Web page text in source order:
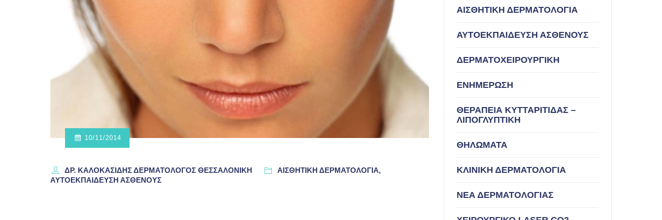
10/11/2014
ΔΡ. ΚΑΛΟΚΑΣΊΔΗΣ ΔΕΡΜΑΤΟΛΌΓΟΣ ΘΕΣΣΑΛΟΝΊΚΗ
ΑΙΣΘΗΤΙΚΗ ΔΕΡΜΑΤΟΛΟΓΙΑ,
ΑΥΤΟΕΚΠΑΙΔΕΥΣΗ ΑΣΘΕΝΟΥΣ
ΑΙΣΘΗΤΙΚΗ ΔΕΡΜΑΤΟΛΟΓΙΑ
ΑΥΤΟΕΚΠΑΙΔΕΥΣΗ ΑΣΘΕΝΟΥΣ
ΔΕΡΜΑΤΟΧΕΙΡΟΥΡΓΙΚΗ
ΕΝΗΜΕΡΩΣΗ
ΘΕΡΑΠΕΙΑ ΚΥΤΤΑΡΙΤΙΔΑΣ –
ΛΙΠΟΓΛΥΠΤΙΚΗ
ΘΗΛΩΜΑΤΑ
ΚΛΙΝΙΚΗ ΔΕΡΜΑΤΟΛΟΓΙΑ
ΝΕΑ ΔΕΡΜΑΤΟΛΟΓΙΑΣ